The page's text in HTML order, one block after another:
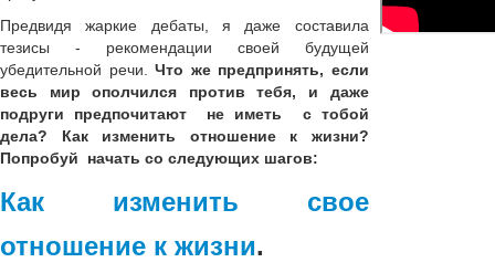
Предвидя жаркие дебаты, я даже составила
тезисы - рекомендации своей будущей
убедительной речи.Что же предпринять, если
весь мир ополчился против тебя, и даже
подруги предпочитают не иметь с тобой
дела? Как изменить отношение к жизни?
Попробуй начать со следующих шагов:
Как изменить свое
отношение к жизни.